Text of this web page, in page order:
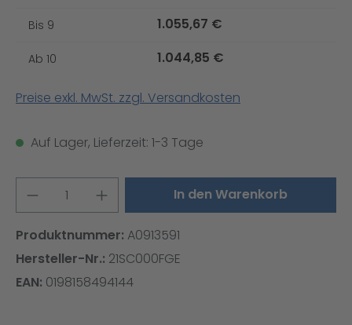
Bis 9 1.055,67 €
Ab 10 1.044,85 €
Preise exkl. MwSt. zzgl. Versandkosten
Auf Lager, Lieferzeit: 1-3 Tage
Produkt Anzahl: Gib denIn den Warenkorb
Produktnummer: A0913591
Hersteller-Nr.: 21SC000FGE
EAN: 0198158494144